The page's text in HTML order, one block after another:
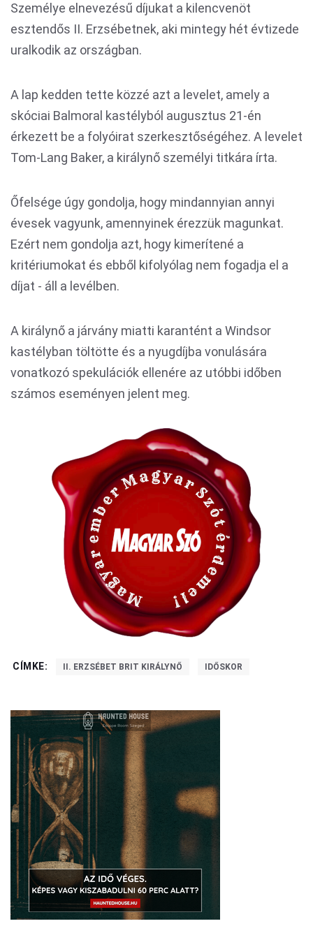
Személye elnevezésű díjukat a kilencvenöt
esztendős II. Erzsébetnek, aki mintegy hét évtizede
uralkodik az országban.
A lap kedden tette közzé azt a levelet, amely a
skóciai Balmoral kastélyból augusztus 21-én
érkezett be a folyóirat szerkesztőségéhez. A levelet
Tom-Lang Baker, a királynő személyi titkára írta.
Őfelsége úgy gondolja, hogy mindannyian annyi
évesek vagyunk, amennyinek érezzük magunkat.
Ezért nem gondolja azt, hogy kimerítené a
kritériumokat és ebből kifolyólag nem fogadja el a
díjat - áll a levélben.
A királynő a járvány miatti karantént a Windsor
kastélyban töltötte és a nyugdíjba vonulására
vonatkozó spekulációk ellenére az utóbbi időben
számos eseményen jelent meg.
CÍMKE: II. ERZSÉBET BRIT KIRÁLYNŐ IDŐSKOR